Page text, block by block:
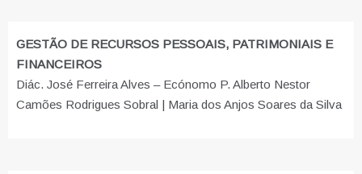
GESTÃO DE RECURSOS PESSOAIS, PATRIMONIAIS E
FINANCEIROS
Diác. José Ferreira Alves – Ecónomo P. Alberto Nestor
Camões Rodrigues Sobral | Maria dos Anjos Soares da Silva